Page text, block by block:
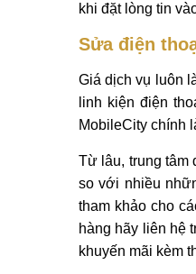
khi đặt lòng tin
Sửa điện
Giá dịch vụ luôn
linh kiện điện
MobileCity chính
Từ lâu, trung
so với nhiều
tham khảo cho
hàng hãy liên hệ
khuyến mãi kèm